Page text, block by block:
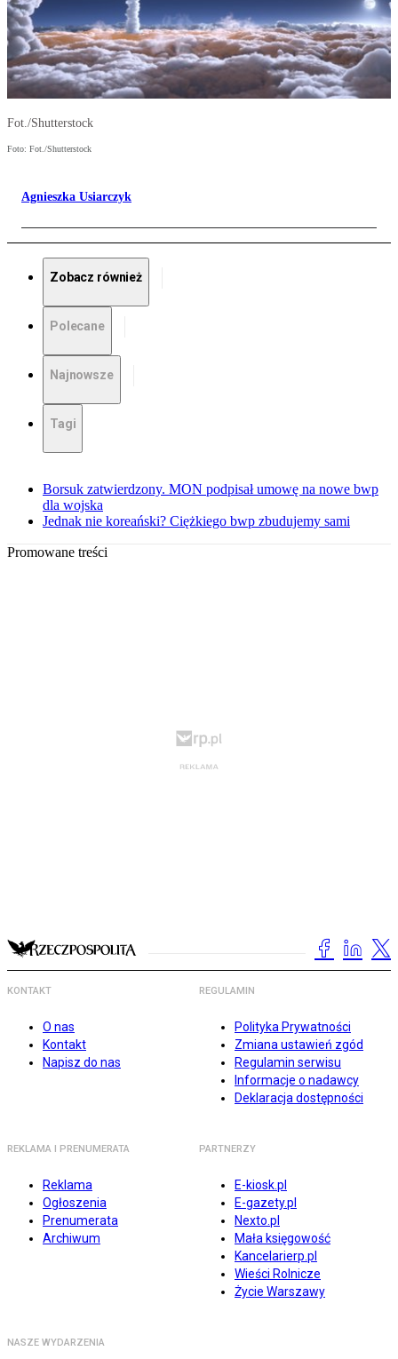
Fot./Shutterstock
Foto: Fot./Shutterstock
Agnieszka Usiarczyk
Zobacz również
Polecane
Najnowsze
Tagi
Borsuk zatwierdzony. MON podpisał umowę na nowe bwp
dla wojska
Jednak nie koreański? Ciężkiego bwp zbudujemy sami
Promowane treści
KONTAKT
O nas
Kontakt
Napisz do nas
REGULAMIN
Polityka Prywatności
Zmiana ustawień zgód
Regulamin serwisu
Informacje o nadawcy
Deklaracja dostępności
REKLAMA I PRENUMERATA
Reklama
Ogłoszenia
Prenumerata
Archiwum
PARTNERZY
E-kiosk.pl
E-gazety.pl
Nexto.pl
Mała księgowość
Kancelarierp.pl
Wieści Rolnicze
Życie Warszawy
NASZE WYDARZENIA